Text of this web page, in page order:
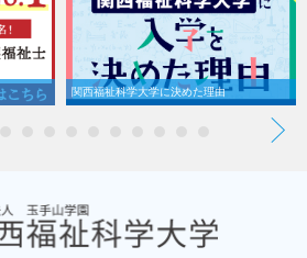
関西福祉科学大学に決めた理由